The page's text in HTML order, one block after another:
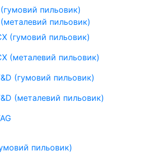
пильовик)
пильовик)
(гумовий пильовик)
(металевий пильовик)
(гумовий пильовик)
(металевий пильовик)
пильовик)